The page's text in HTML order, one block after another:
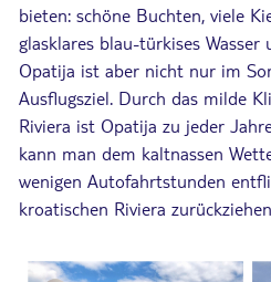
bieten: schöne Buchten, viele
glasklares blau-türkises Wasser
Opatija ist aber nicht nur im
Ausflugsziel. Durch das milde
Riviera ist Opatija zu jeder
kann man dem kaltnassen
wenigen Autofahrtstunden
kroatischen Riviera